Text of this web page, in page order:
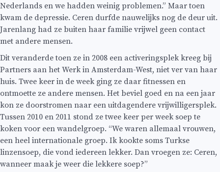
Nederlands en we hadden weinig problemen.” Maar toen
kwam de depressie. Ceren durfde nauwelijks nog de deur uit.
Jarenlang had ze buiten haar familie vrijwel geen contact
met andere mensen.
Dit veranderde toen ze in 2008 een activeringsplek kreeg bij
Partners aan het Werk in Amsterdam-West, niet ver van haar
huis. Twee keer in de week ging ze daar fitnessen en
ontmoette ze andere mensen. Het beviel goed en na een jaar
kon ze doorstromen naar een uitdagendere vrijwilligersplek.
Tussen 2010 en 2011 stond ze twee keer per week soep te
koken voor een wandelgroep. “We waren allemaal vrouwen,
een heel internationale groep. Ik kookte soms Turkse
linzensoep, die vond iedereen lekker. Dan vroegen ze: Ceren,
wanneer maak je weer die lekkere soep?”